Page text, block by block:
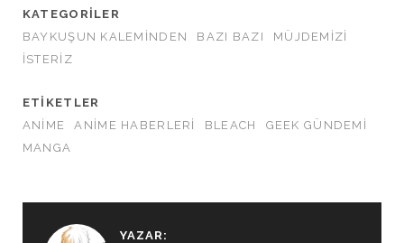
KATEGORILER
BAYKUŞUN KALEMINDEN
BAZI BAZI
MÜJDEMIZI
İSTERIZ
ETIKETLER
ANIME
ANIME HABERLERI BLEACH
GEEK GÜNDEMI
MANGA
YAZAR: